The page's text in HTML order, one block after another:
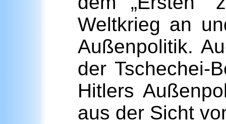
Weltkrieg an
Außenpolitik.
der Tschechei-
Hitlers
aus der Sicht